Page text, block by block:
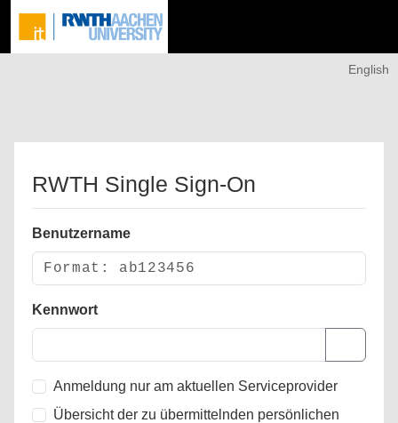
English
RWTH Single Sign-On
Benutzername
Kennwort
Anmeldung nur am aktuellen Serviceprovider
Übersicht der zu übermittelnden persönlichen